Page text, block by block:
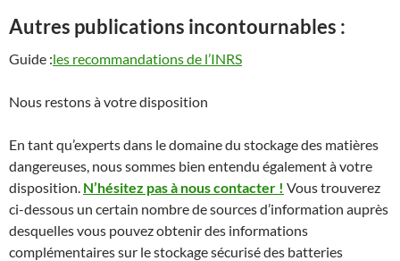
Autres publications incontournables :
Guide :les recommandations de l’INRS
Nous restons à votre disposition
En tant qu’experts dans le domaine du stockage des matières
dangereuses, nous sommes bien entendu également à votre
disposition. N’hésitez pas à nous contacter ! Vous trouverez
ci-dessous un certain nombre de sources d’information auprès
desquelles vous pouvez obtenir des informations
complémentaires sur le stockage sécurisé des batteries